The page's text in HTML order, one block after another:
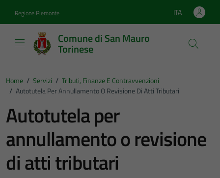
Regione Piemonte Lingua attiva:
ITA
Comune di San Mauro
Torinese
Home / Servizi / Tributi, Finanze E Contravvenzioni
/ Autotutela Per Annullamento O Revisione Di Atti Tributari
Autotutela per
annullamento o revisione
di atti tributari